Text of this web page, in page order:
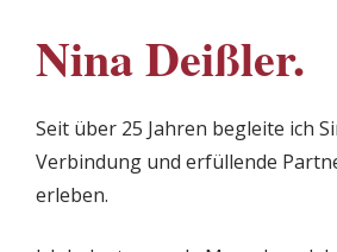
Nina Deißler.
Seit über 25 Jahren begleite ich
Verbindung und erfüllende
erleben.